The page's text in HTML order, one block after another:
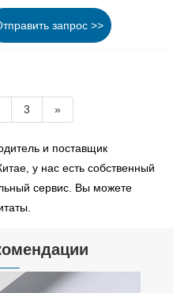
запрос >>
3 »
и поставщик
у нас есть собственный
сервис. Вы можете